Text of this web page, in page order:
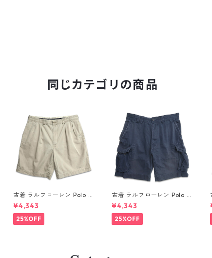
同じカテゴリの商品
古着 ラルフローレン Polo R
alph Lauren チノ ツータッ
ク ショーツ ショートパンツ
ハーフパンツ ベージュ 表
記：W36 gd410363n w6
¥4,343
25%OFF
古着 ラルフローレン Polo R
alph Lauren カーゴ ショー
トパンツ ハーフパンツ ネイ
ビー 表記：35 gd410376n
w60805
¥4,343
25%OFF